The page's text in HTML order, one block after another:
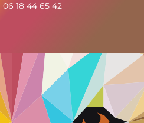
06 18 44 65 42